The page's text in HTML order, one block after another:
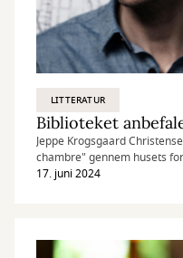
LITTERATUR
Jeppe Krogsgaard
chambre" gennem husets
beskriver alle rummenes
17. juni 2024